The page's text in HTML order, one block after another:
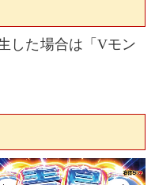
した場合は「Vモン